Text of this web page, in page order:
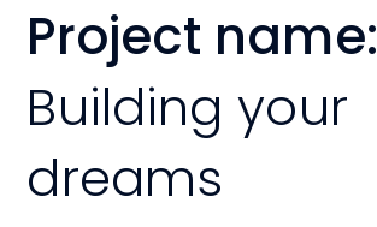
Project name:
Building your
dreams